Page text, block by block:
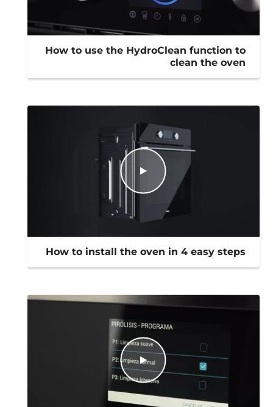
How to use the HydroClean function to
clean the oven
How to install the oven in 4 easy steps